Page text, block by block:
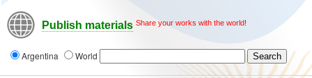
Publish materials Share your works with the world!
Argentina World